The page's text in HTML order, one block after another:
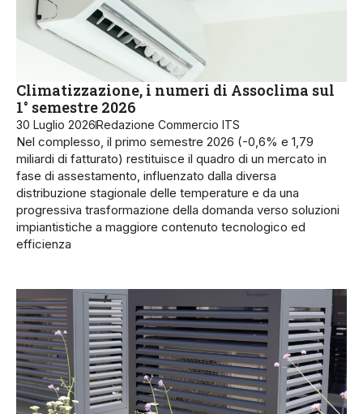
Climatizzazione, i numeri di Assoclima sul
1° semestre 2026
30 Luglio 2026Redazione Commercio ITS
Nel complesso, il primo semestre 2026 (-0,6% e 1,79
miliardi di fatturato) restituisce il quadro di un mercato in
fase di assestamento, influenzato dalla diversa
distribuzione stagionale delle temperature e da una
progressiva trasformazione della domanda verso soluzioni
impiantistiche a maggiore contenuto tecnologico ed
efficienza